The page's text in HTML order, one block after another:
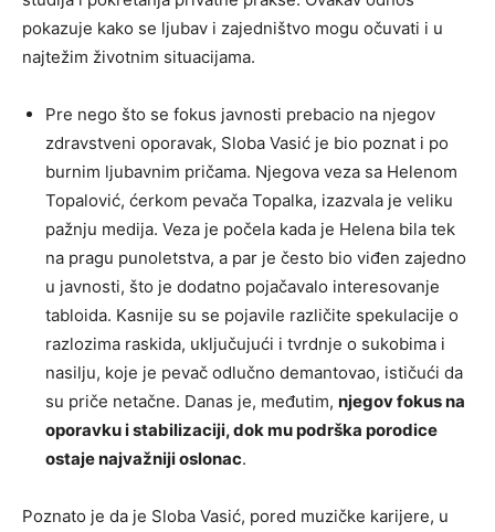
pokazuje kako se ljubav i zajedništvo mogu očuvati i u
najtežim životnim situacijama.
Pre nego što se fokus javnosti prebacio na njegov
zdravstveni oporavak, Sloba Vasić je bio poznat i po
burnim ljubavnim pričama. Njegova veza sa Helenom
Topalović, ćerkom pevača Topalka, izazvala je veliku
pažnju medija. Veza je počela kada je Helena bila tek
na pragu punoletstva, a par je često bio viđen zajedno
u javnosti, što je dodatno pojačavalo interesovanje
tabloida. Kasnije su se pojavile različite spekulacije o
razlozima raskida, uključujući i tvrdnje o sukobima i
nasilju, koje je pevač odlučno demantovao, ističući da
su priče netačne. Danas je, međutim, njegov fokus na
oporavku i stabilizaciji, dok mu podrška porodice
ostaje najvažniji oslonac.
Poznato je da je Sloba Vasić, pored muzičke karijere, u